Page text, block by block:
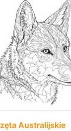
Australijskie